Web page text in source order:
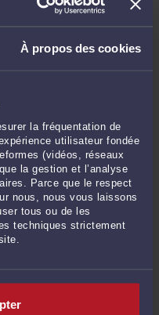
À propos des cookies
la fréquentation de
utilisateur fondée
(vidéos, réseaux
la gestion et l’analyse
Parce que le respect
nous, nous vous laissons
tous ou de les
techniques strictement
DERECHO DE
, APPLICABLE
poner en práctica las
sus derecho de desconectarse,
ley El Khomri del 8 de agosto de
qué trata? y como este derecho
<